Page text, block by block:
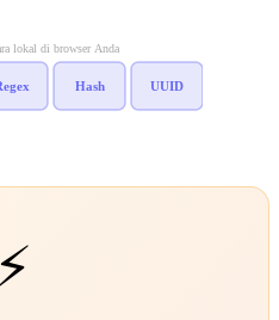
Hash UUID
lokal di browser Anda
⚡